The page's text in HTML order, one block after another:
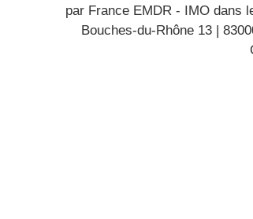
par France EMDR - IMO dans
Bouches-du-Rhône 13